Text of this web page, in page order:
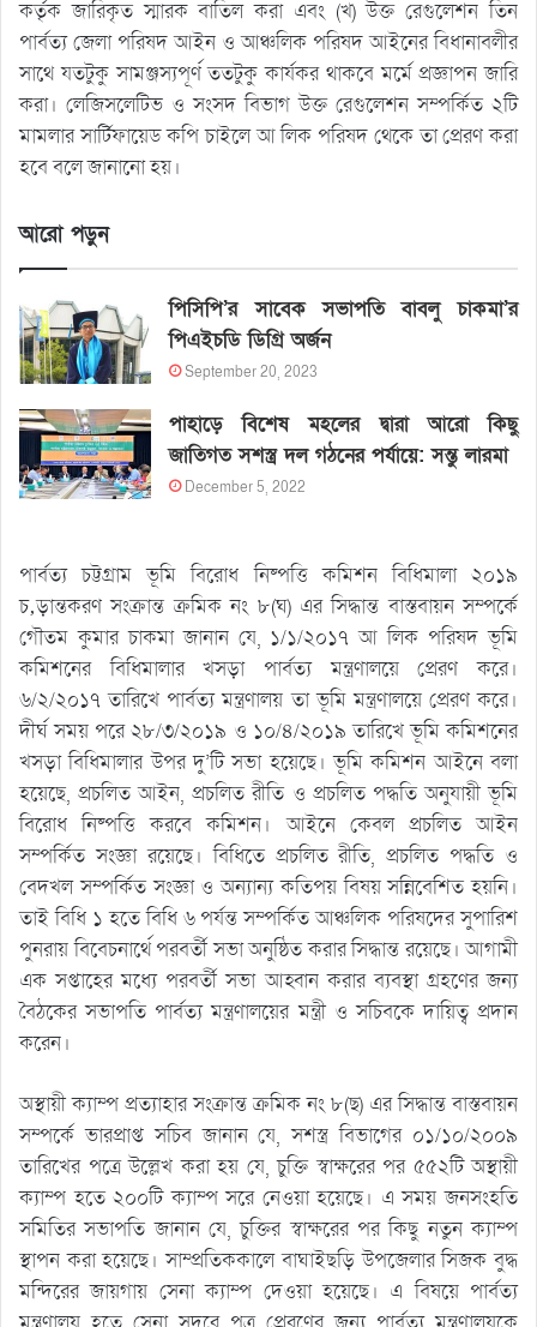
কর্তৃক জারিকৃত স্মারক বাতিল করা এবং (খ) উক্ত রেগুলেশন তিন
পার্বত্য জেলা পরিষদ আইন ও আঞ্চলিক পরিষদ আইনের বিধানাবলীর
সাথে যতটুকু সামঞ্জস্যপূর্ণ ততটুকু কার্যকর থাকবে মর্মে প্রজ্ঞাপন জারি
করা। লেজিসলেটিভ ও সংসদ বিভাগ উক্ত রেগুলেশন সম্পর্কিত ২টি
মামলার সার্টিফায়েড কপি চাইলে আ লিক পরিষদ থেকে তা প্রেরণ করা
হবে বলে জানানো হয়।
আরো পড়ুন
পিসিপি’র সাবেক সভাপতি বাবলু চাকমা’র
পিএইচডি ডিগ্রি অর্জন
September 20, 2023
পাহাড়ে বিশেষ মহলের দ্বারা আরো কিছু
জাতিগত সশস্ত্র দল গঠনের পর্যায়ে: সন্তু লারমা
December 5, 2022
পার্বত্য চট্টগ্রাম ভূমি বিরোধ নিষ্পত্তি কমিশন বিধিমালা ২০১৯
চ‚ড়ান্তকরণ সংক্রান্ত ক্রমিক নং ৮(ঘ) এর সিদ্ধান্ত বাস্তবায়ন সম্পর্কে
গৌতম কুমার চাকমা জানান যে, ১/১/২০১৭ আ লিক পরিষদ ভূমি
কমিশনের বিধিমালার খসড়া পার্বত্য মন্ত্রণালয়ে প্রেরণ করে।
৬/২/২০১৭ তারিখে পার্বত্য মন্ত্রণালয় তা ভূমি মন্ত্রণালয়ে প্রেরণ করে।
দীর্ঘ সময় পরে ২৮/৩/২০১৯ ও ১০/৪/২০১৯ তারিখে ভূমি কমিশনের
খসড়া বিধিমালার উপর দু’টি সভা হয়েছে। ভূমি কমিশন আইনে বলা
হয়েছে, প্রচলিত আইন, প্রচলিত রীতি ও প্রচলিত পদ্ধতি অনুযায়ী ভূমি
বিরোধ নিষ্পত্তি করবে কমিশন। আইনে কেবল প্রচলিত আইন
সম্পর্কিত সংজ্ঞা রয়েছে। বিধিতে প্রচলিত রীতি, প্রচলিত পদ্ধতি ও
বেদখল সম্পর্কিত সংজ্ঞা ও অন্যান্য কতিপয় বিষয় সন্নিবেশিত হয়নি।
তাই বিধি ১ হতে বিধি ৬ পর্যন্ত সম্পর্কিত আঞ্চলিক পরিষদের সুপারিশ
পুনরায় বিবেচনার্থে পরবর্তী সভা অনুষ্ঠিত করার সিদ্ধান্ত রয়েছে। আগামী
এক সপ্তাহের মধ্যে পরবর্তী সভা আহ্বান করার ব্যবস্থা গ্রহণের জন্য
বৈঠকের সভাপতি পার্বত্য মন্ত্রণালয়ের মন্ত্রী ও সচিবকে দায়িত্ব প্রদান
করেন।
অস্থায়ী ক্যাম্প প্রত্যাহার সংক্রান্ত ক্রমিক নং ৮(ছ) এর সিদ্ধান্ত বাস্তবায়ন
সম্পর্কে ভারপ্রাপ্ত সচিব জানান যে, সশস্ত্র বিভাগের ০১/১০/২০০৯
তারিখের পত্রে উল্লেখ করা হয় যে, চুক্তি স্বাক্ষরের পর ৫৫২টি অস্থায়ী
ক্যাম্প হতে ২০০টি ক্যাম্প সরে নেওয়া হয়েছে। এ সময় জনসংহতি
সমিতির সভাপতি জানান যে, চুক্তির স্বাক্ষরের পর কিছু নতুন ক্যাম্প
স্থাপন করা হয়েছে। সাম্প্রতিককালে বাঘাইছড়ি উপজেলার সিজক বুদ্ধ
মন্দিরের জায়গায় সেনা ক্যাম্প দেওয়া হয়েছে। এ বিষয়ে পার্বত্য